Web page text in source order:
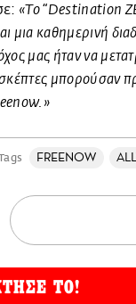
«Το “Destination
μια καθημερινή
μας ήταν να
μπορούσαν
.»
FREENOW
ΤΟ!